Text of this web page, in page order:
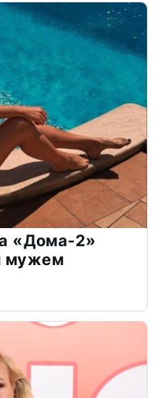
«Дома-2»
мужем